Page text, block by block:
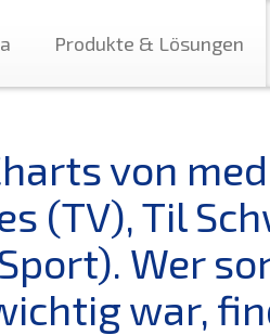
Produkte & Lösungen
von
(TV), Til
Wer
war,